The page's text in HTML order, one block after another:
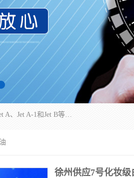
航空煤油（Jet Fuel）是专门为喷气式航空发动机设计的高纯度燃料，主要分为Jet A、Jet A-1和Jet B等类型。其特点是闪点高、低温流动性好，并添加了抗静电剂和抗氧化剂以确保飞行安全。航空煤油需
徐州供应7号化妆